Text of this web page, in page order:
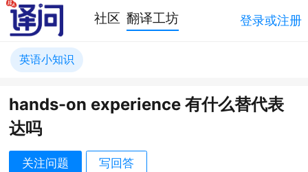
社区 翻译工坊 登录或注册
英语小知识
hands-on experience 有什么替代表
达吗
关注问题 写回答